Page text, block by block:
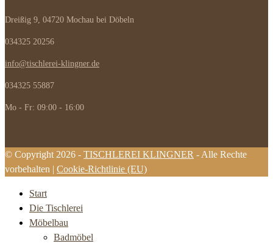
Dreißig 9, 04720 Mochau bei Döbeln
034325 20256
info@tischlerei-klingner.de
034325 55887
Mo - Fr: 09:00 - 16:00
© Copyright 2026 - TISCHLEREI KLINGNER - Alle Rechte
vorbehalten | Cookie-Richtlinie (EU)
Start
Die Tischlerei
Möbelbau
Badmöbel